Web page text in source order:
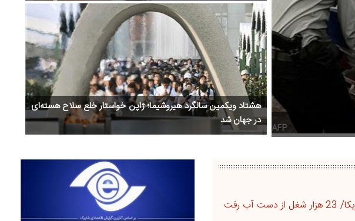
افزایش خشم ترامپ از وزیر جنگ کابینه اش پس از تجاوز به ایران
آب رفت